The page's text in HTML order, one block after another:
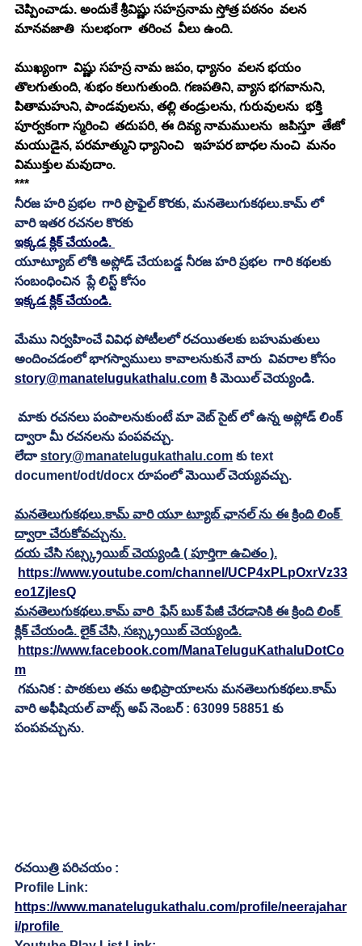
చెప్పించాడు. అందుకే శ్రీవిష్ణు సహస్రనామ స్తోత్ర పఠనం  వలన
మానవజాతి  సులభంగా  తరించ  వీలు ఉంది.
ముఖ్యంగా  విష్ణు సహస్ర నామ జపం, ధ్యానం  వలన భయం
తొలగుతుంది, శుభం కలుగుతుంది. గణపతిని, వ్యాస భగవానుని,
పితామహుని, పాండవులను, తల్లి తండ్రులను, గురువులను  భక్తి
పూర్వకంగా స్మరించి  తదుపరి, ఈ దివ్య నామములను  జపిస్తూ  తేజో
మయుడైన, పరమాత్ముని ధ్యానించి   ఇహపర బాధల నుంచి  మనం
విముక్తుల మవుదాం.
***
నీరజ హరి ప్రభల  గారి ప్రొఫైల్ కొరకు, మనతెలుగుకథలు.కామ్ లో
వారి ఇతర రచనల కొరకు
ఇక్కడ క్లిక్ చేయండి.
యూట్యూబ్ లోకి అప్లోడ్ చేయబడ్డ నీరజ హరి ప్రభల  గారి కథలకు
సంబంధించిన  ప్లే లిస్ట్ కోసం
ఇక్కడ క్లిక్ చేయండి.
మేము నిర్వహించే వివిధ పోటీలలో రచయితలకు బహుమతులు
అందించడంలో భాగస్వాములు కావాలనుకునే వారు  వివరాల కోసం
story@manatelugukathalu.com కి మెయిల్ చెయ్యండి.
మాకు రచనలు పంపాలనుకుంటే మా వెబ్ సైట్ లో ఉన్న అప్లోడ్ లింక్
ద్వారా మీ రచనలను పంపవచ్చు.
లేదా story@manatelugukathalu.com కు text
document/odt/docx రూపంలో మెయిల్ చెయ్యవచ్చు.
మనతెలుగుకథలు.కామ్ వారి యూ ట్యూబ్ ఛానల్ ను ఈ క్రింది లింక్
ద్వారా చేరుకోవచ్చును.
దయ చేసి సబ్స్క్రయిబ్ చెయ్యండి ( పూర్తిగా ఉచితం ).
https://www.youtube.com/channel/UCP4xPLpOxrVz33
eo1ZjlesQ
మనతెలుగుకథలు.కామ్ వారి  ఫేస్ బుక్ పేజీ చేరడానికి ఈ క్రింది లింక్
క్లిక్ చేయండి. లైక్ చేసి, సబ్స్క్రయిబ్ చెయ్యండి.
https://www.facebook.com/ManaTeluguKathaluDotCo
m
గమనిక : పాఠకులు తమ అభిప్రాయాలను మనతెలుగుకథలు.కామ్
వారి అఫీషియల్ వాట్స్ అప్ నెంబర్ : 63099 58851 కు
పంపవచ్చును.
రచయిత్రి పరిచయం :
Profile Link:
https://www.manatelugukathalu.com/profile/neerajahar
i/profile